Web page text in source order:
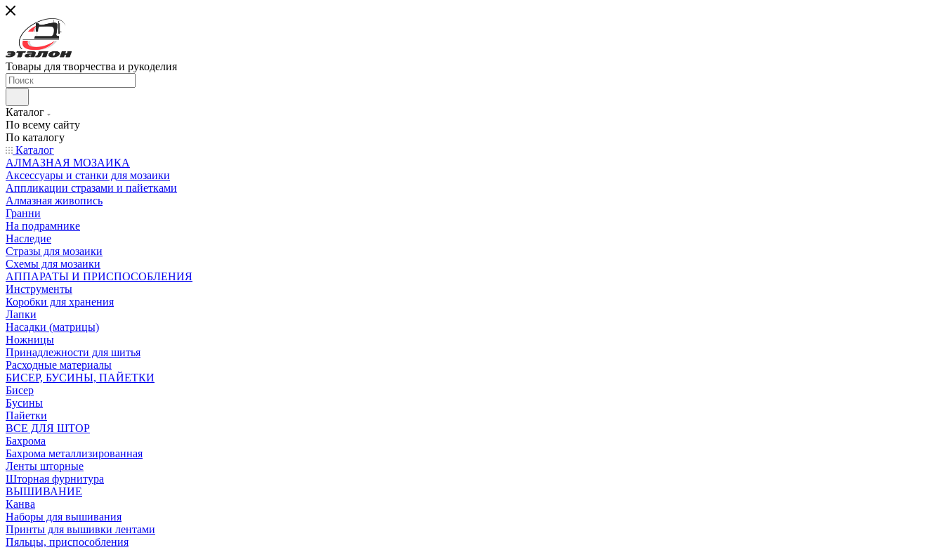
Товары для творчества и рукоделия
Каталог
По всему сайту
По каталогу
Каталог
АЛМАЗНАЯ МОЗАИКА
Аксессуары и станки для мозаики
Аппликации стразами и пайетками
Алмазная живопись
Гранни
На подрамнике
Наследие
Стразы для мозаики
Схемы для мозаики
АППАРАТЫ И ПРИСПОСОБЛЕНИЯ
Инструменты
Коробки для хранения
Лапки
Насадки (матрицы)
Ножницы
Принадлежности для шитья
Расходные материалы
БИСЕР, БУСИНЫ, ПАЙЕТКИ
Бисер
Бусины
Пайетки
ВСЕ ДЛЯ ШТОР
Бахрома
Бахрома металлизированная
Ленты шторные
Шторная фурнитура
ВЫШИВАНИЕ
Канва
Наборы для вышивания
Принты для вышивки лентами
Пяльцы, приспособления